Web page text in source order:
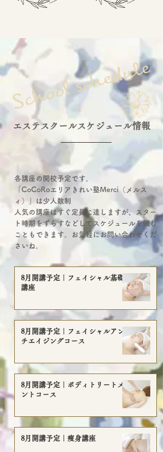
エステスクールスケジュール情報
各講座の開校予定です。
「CoCoRoエリアきれい塾Merci（メルス
ィ）」は少人数制
人気の講座はすぐ定員に達しますが、スター
ト時期をずらすなどしてスケジュールを組む
こともできます。お気軽にお問い合わせくだ
さいね。
8月開講予定｜フェイシャル基礎
講座
8月開講予定｜フェイシャルアン
チエイジングコース
8月開講予定｜ボディトリートメ
ントコース
8月開講予定｜痩身講座